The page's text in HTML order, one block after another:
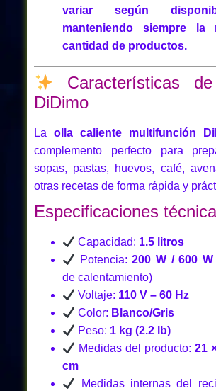
variar según
manteniendo siempre la
cantidad de productos.
Características
DiDimo
Laolla caliente multifunción
complemento perfecto para
sopas, pastas, huevos, café,
otras recetas de forma rápida y
Especificaciones
Capacidad: 1.5 litros
Potencia:200 W / 600 W
de calentamiento)
Voltaje: 110 V – 60 Hz
Color: Blanco/Gris
Peso: 1 kg (2.2 lb)
Medidas del producto:21
cm
Medidas internas del